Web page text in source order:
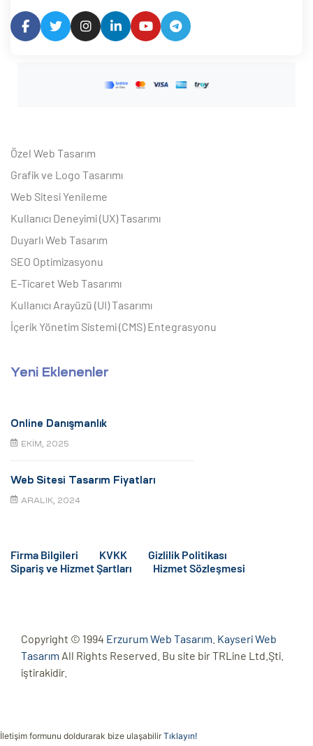
Özel Web Tasarım
Grafik ve Logo Tasarımı
Web Sitesi Yenileme
Kullanıcı Deneyimi (UX) Tasarımı
Duyarlı Web Tasarım
SEO Optimizasyonu
E-Ticaret Web Tasarımı
Kullanıcı Arayüzü (UI) Tasarımı
İçerik Yönetim Sistemi (CMS) Entegrasyonu
Yeni Eklenenler
Online Danışmanlık
EKIM, 2025
Web Sitesi Tasarım Fiyatları
ARALIK, 2024
Firma Bilgileri KVKK
Gizlilik Politikası
Sipariş ve Hizmet Şartları
Hizmet Sözleşmesi
Copyright © 1994 Erzurum Web Tasarım Kayseri Web
Tasarım All Rights Reserved. Bu site bir TRLine Ltd.Şti.
iştirakidir.
İletişim formunu doldurarak bize ulaşabilir Tıklayın!